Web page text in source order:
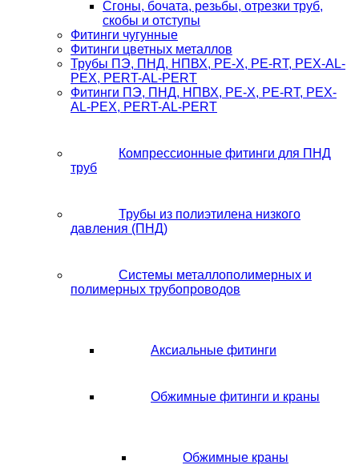
Сгоны, бочата, резьбы, отрезки труб,
скобы и отступы
Фитинги чугунные
Фитинги цветных металлов
Трубы ПЭ, ПНД, НПВХ, PE-X, PE-RT, PEX-AL-
PEX, PERT-AL-PERT
Фитинги ПЭ, ПНД, НПВХ, PE-X, PE-RT, PEX-
AL-PEX, PERT-AL-PERT
Компрессионные фитинги для ПНД
труб
Трубы из полиэтилена низкого
давления (ПНД)
Системы металлополимерных и
полимерных трубопроводов
Аксиальные фитинги
Обжимные фитинги и краны
Обжимные краны